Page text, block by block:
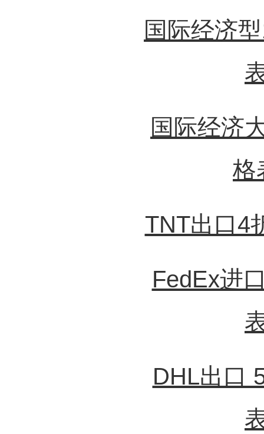
国际经济
国际经济
格
TNT出口4
FedEx进
DHL出口